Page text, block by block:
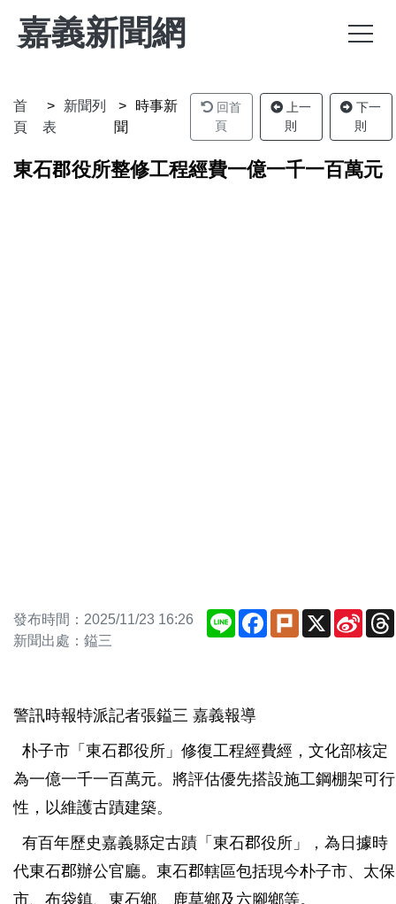
嘉義新聞網
首
頁
新聞列
表
時事新
聞
回首
頁
上一
則
下一
則
東石郡役所整修工程經費一億一千一百萬元
發布時間：2025/11/23 16:26
新聞出處：鎰三
Line Facebook
Plurk X
Sina
警訊時報特派記者張鎰三 嘉義報導
朴子市「東石郡役所」修復工程經費經，文化部核定
為一億一千一百萬元。將評估優先搭設施工鋼棚架可行
性，以維護古蹟建築。
有百年歷史嘉義縣定古蹟「東石郡役所」，為日據時
代東石郡辦公官廳。東石郡轄區包括現今朴子市、太保
市、布袋鎮、東石鄉、鹿草鄉及六腳鄉等。